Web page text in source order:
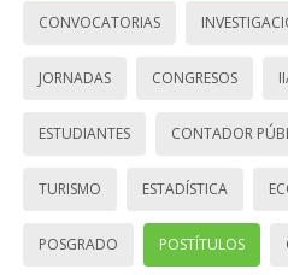
CONVOCATORIAS
JORNADAS CONGRESOS
ESTUDIANTES CONTADOR
TURISMO ESTADÍSTICA
POSGRADO POSTÍTULOS